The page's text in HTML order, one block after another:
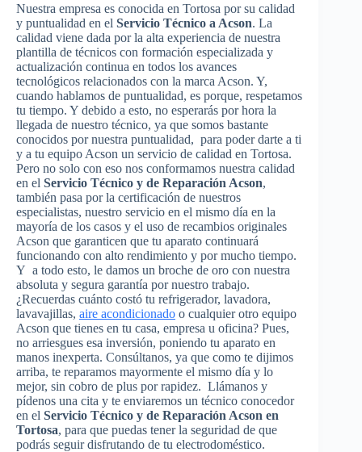
Nuestra empresa es conocida en Tortosa por su calidad
y puntualidad en el Servicio Técnico a Acson. La
calidad viene dada por la alta experiencia de nuestra
plantilla de técnicos con formación especializada y
actualización continua en todos los avances
tecnológicos relacionados con la marca Acson. Y,
cuando hablamos de puntualidad, es porque, respetamos
tu tiempo. Y debido a esto, no esperarás por hora la
llegada de nuestro técnico, ya que somos bastante
conocidos por nuestra puntualidad, para poder darte a ti
y a tu equipo Acson un servicio de calidad en Tortosa.
Pero no solo con eso nos conformamos nuestra calidad
en el Servicio Técnico y de Reparación Acson,
también pasa por la certificación de nuestros
especialistas, nuestro servicio en el mismo día en la
mayoría de los casos y el uso de recambios originales
Acson que garanticen que tu aparato continuará
funcionando con alto rendimiento y por mucho tiempo.
Y a todo esto, le damos un broche de oro con nuestra
absoluta y segura garantía por nuestro trabajo.
¿Recuerdas cuánto costó tu refrigerador, lavadora,
lavavajillas, aire acondicionado o cualquier otro equipo
Acson que tienes en tu casa, empresa u oficina? Pues,
no arriesgues esa inversión, poniendo tu aparato en
manos inexperta. Consúltanos, ya que como te dijimos
arriba, te reparamos mayormente el mismo día y lo
mejor, sin cobro de plus por rapidez. Llámanos y
pídenos una cita y te enviaremos un técnico conocedor
en el Servicio Técnico y de Reparación Acson en
Tortosa, para que puedas tener la seguridad de que
podrás seguir disfrutando de tu electrodoméstico.